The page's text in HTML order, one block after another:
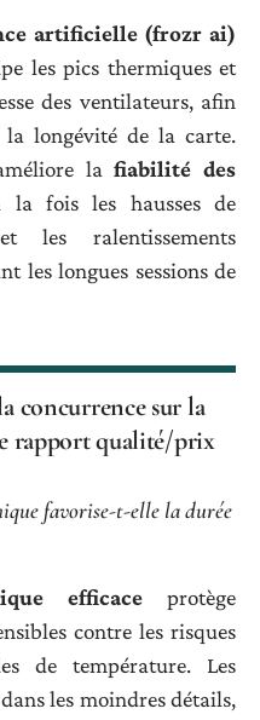
artificielle (frozr ai)
les pics thermiques et
des ventilateurs, afin
longévité de la carte.
lafiabilité des
la fois les hausses de
les ralentissements
les longues sessions de
concurrence sur la
rapport qualité/prix
favorise-t-elle la durée
efficaceprotège
contre les risques
de température. Les
les moindres détails,